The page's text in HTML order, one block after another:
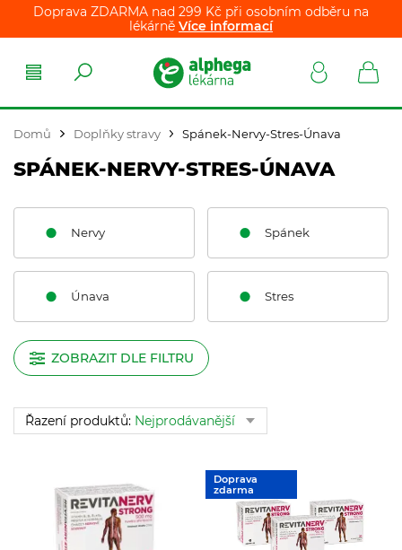
Doprava ZDARMA nad 299 Kč při osobním odběru na
lékárně Více informací
Domů Doplňky stravy Spánek-Nervy-Stres-Únava
SPÁNEK-NERVY-STRES-ÚNAVA
Nervy Spánek
Únava Stres
ZOBRAZIT DLE FILTRU
Řazení produktů: Nejprodávanější
Doprava
zdarma